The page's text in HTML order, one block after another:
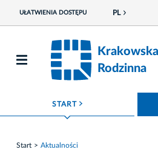
UŁATWIENIA DOSTĘPU PL
Rodzinna
START ROZWIŃ MENU
Start Aktualności